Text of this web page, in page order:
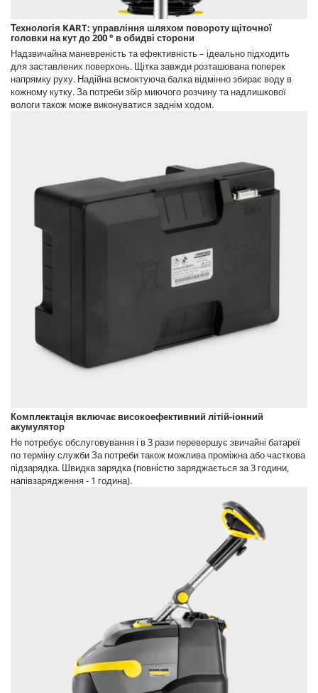
Технологія KART: управління шляхом повороту щіточної
головки на кут до 200 ° в обидві сторони
Надзвичайна маневреність та ефективність – ідеально підходить
для заставлених поверхонь. Щітка завжди розташована поперек
напрямку руху. Надійна всмоктуюча балка відмінно збирає воду в
кожному кутку. За потреби збір миючого розчину та надлишкової
вологи також може виконуватися заднім ходом.
Комплектація включає високоефективний літій-іонний
акумулятор
Не потребує обслуговування і в 3 рази перевершує звичайні батареї
по терміну служби За потреби також можлива проміжна або часткова
підзарядка. Швидка зарядка (повністю заряджається за 3 години,
напівзарядження - 1 година).